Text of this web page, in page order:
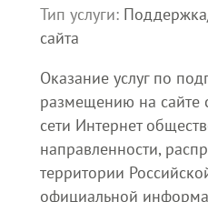
Тип услуги:
сайта
Оказание услуг по
размещению на сайте
сети Интернет
направленности,
территории
официальной